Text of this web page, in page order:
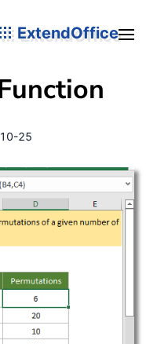
ExtendOffice
25